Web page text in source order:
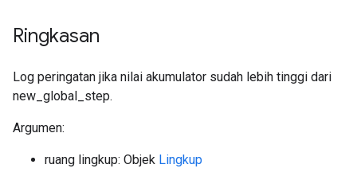
Ringkasan
Log peringatan jika nilai akumulator sudah lebih tinggi dari
new_global_step.
Argumen:
ruang lingkup: Objek Lingkup